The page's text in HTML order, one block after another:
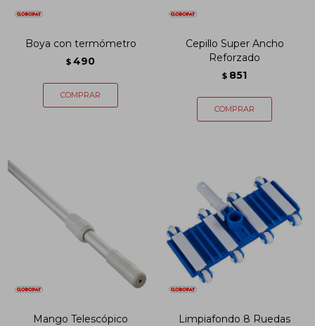
Boya con termómetro
$ 490
Cepillo Super Ancho
Reforzado
$ 851
Mango Telescópico
Limpiafondo 8 Ruedas